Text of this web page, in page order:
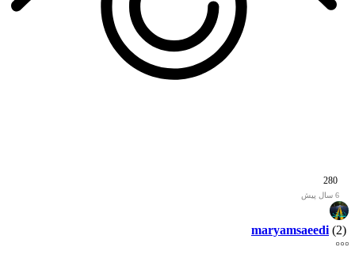
280
6 سال پیش
maryamsaeedi (2)